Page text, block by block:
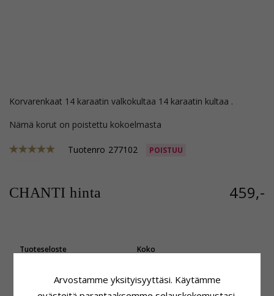
korvarenkaat 14 karaatin valkokultaa 14 karaatin kultaa .
Nämä korut on poistettu kokoelmasta
Tuotenro 277102 POISTUU
CHANTI hinta 459,-
Tuoteseloste
Korvarenkaat: Korvarenkaat
Koko
Toimitusaika
Arvostamme yksityisyyttäsi. Käytämme